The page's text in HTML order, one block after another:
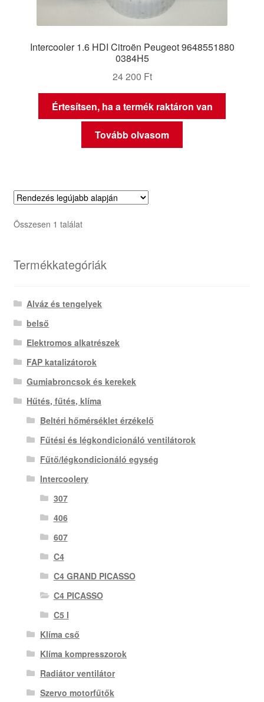
Intercooler 1.6 HDI Citroën Peugeot 9648551880
0384H5
24 200 Ft
Értesítsen, ha a termék raktáron van
Tovább olvasom
Összesen 1 találat
Termékkategóriák
Alváz és tengelyek
belső
Elektromos alkatrészek
FAP katalizátorok
Gumiabroncsok és kerekek
Hűtés, fűtés, klíma
Beltéri hőmérséklet érzékelő
Fűtési és légkondicionáló ventilátorok
Fűtő/légkondicionáló egység
Intercoolery
307
406
607
C4
C4 GRAND PICASSO
C4 PICASSO
C5 I
Klíma cső
Klíma kompresszorok
Radiátor ventilátor
Szervo motorfűtők